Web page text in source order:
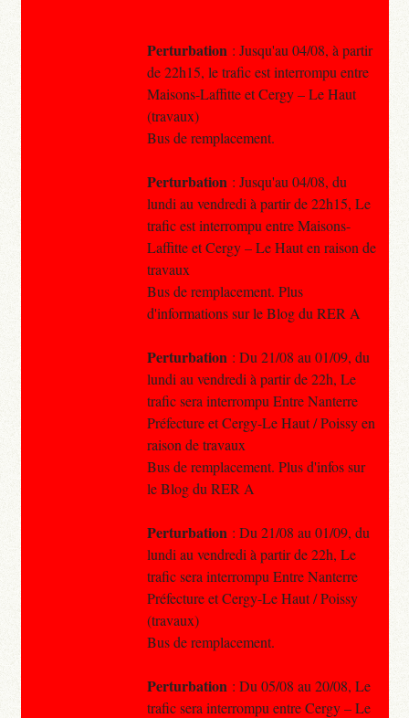
Perturbation : Jusqu'au 04/08, à partir
de 22h15, le trafic est interrompu entre
Maisons-Laffitte et Cergy – Le Haut
(travaux)
Bus de remplacement.
Perturbation : Jusqu'au 04/08, du
lundi au vendredi à partir de 22h15, Le
trafic est interrompu entre Maisons-
Laffitte et Cergy – Le Haut en raison de
travaux
Bus de remplacement. Plus
d'informations sur le Blog du RER A
Perturbation : Du 21/08 au 01/09, du
lundi au vendredi à partir de 22h, Le
trafic sera interrompu Entre Nanterre
Préfecture et Cergy-Le Haut / Poissy en
raison de travaux
Bus de remplacement. Plus d'infos sur
le Blog du RER A
Perturbation : Du 21/08 au 01/09, du
lundi au vendredi à partir de 22h, Le
trafic sera interrompu Entre Nanterre
Préfecture et Cergy-Le Haut / Poissy
(travaux)
Bus de remplacement.
Perturbation : Du 05/08 au 20/08, Le
trafic sera interrompu entre Cergy – Le